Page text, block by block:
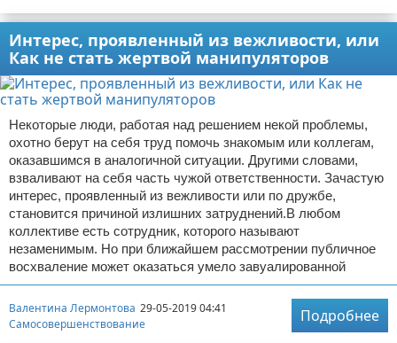
Интерес, проявленный из вежливости, или
Как не стать жертвой манипуляторов
Некоторые люди, работая над решением некой проблемы,
охотно берут на себя труд помочь знакомым или коллегам,
оказавшимся в аналогичной ситуации. Другими словами,
взваливают на себя часть чужой ответственности. Зачастую
интерес, проявленный из вежливости или по дружбе,
становится причиной излишних затруднений.В любом
коллективе есть сотрудник, которого называют
незаменимым. Но при ближайшем рассмотрении публичное
восхваление может оказаться умело завуалированной
Валентина Лермонтова 29-05-2019 04:41
Самосовершенствование
Подробнее